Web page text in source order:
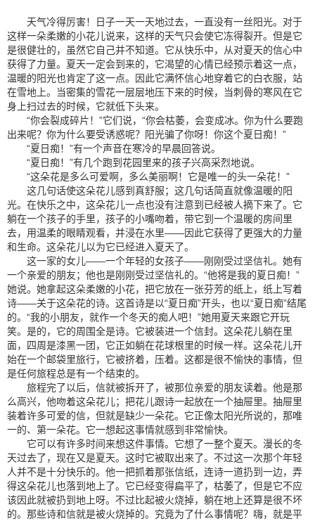
天气冷得厉害！日子一天一天地过去，一直没有一丝阳光。对于
这样一朵柔嫩的小花儿说来，这样的天气只会使它冻得裂开。但是它
是很健壮的，虽然它自己并不知道。它从快乐中，从对夏天的信心中
获得了力量。夏天一定会到来的，它渴望的心情已经预示着这一点，
温暖的阳光也肯定了这一点。因此它满怀信心地穿着它的白衣服，站
在雪地上。当密集的雪花一层层地压下来的时候，当刺骨的寒风在它
身上扫过去的时候，它就低下头来。
“你会裂成碎片！”它们说，“你会枯萎，会变成冰。你为什么要跑
出来呢？你为什么要受诱惑呢？阳光骗了你呀！你这个夏日痴！”
“夏日痴！”有一个声音在寒冷的早晨回答说。
“夏日痴！”有几个跑到花园里来的孩子兴高采烈地说。
“这朵花是多么可爱啊，多么美丽啊！它是唯一的头一朵花！”
这几句话使这朵花儿感到真舒服；这几句话简直就像温暖的阳
光。在快乐之中，这朵花儿一点也没有注意到已经被人摘下来了。它
躺在一个孩子的手里，孩子的小嘴吻着，带它到一个温暖的房间里
去，用温柔的眼睛观看，并浸在水里——因此它获得了更强大的力量
和生命。这朵花儿以为它已经进入夏天了。
这一家的女儿——一个年轻的女孩子——刚刚受过坚信礼。她有
一个亲爱的朋友；他也是刚刚受过坚信礼的。“他将是我的夏日痴！”
她说。她拿起这朵柔嫩的小花，把它放在一张芬芳的纸上，纸上写着
诗——关于这朵花的诗。这首诗是以“夏日痴”开头，也以“夏日痴”结尾
的。“我的小朋友，就作一个冬天的痴人吧！”她用夏天来跟它开玩
笑。是的，它的周围全是诗。它被装进一个信封。这朵花儿躺在里
面，四周是漆黑一团，它正如躺在花球根里的时候一样。这朵花儿开
始在一个邮袋里旅行，它被挤着，压着。这都是很不愉快的事情，但
是任何旅程总是有一个结束的。
旅程完了以后，信就被拆开了，被那位亲爱的朋友读着。他是那
么高兴，他吻着这朵花儿；把花儿跟诗一起放在一个抽屉里。抽屉里
装着许多可爱的信，但就是缺少一朵花。它正像太阳光所说的，那唯
一的、第一朵花。它一想起这事情就感到非常愉快。
它可以有许多时间来想这件事情。它想了一整个夏天。漫长的冬
天过去了，现在又是夏天。这时它被取出来了。不过这一次那个年轻
人并不是十分快乐的。他一把抓着那张信纸，连诗一道扔到一边，弄
得这朵花儿也落到地上了。它已经变得扁平了，枯萎了，但是它不应
该因此就被扔到地上呀。不过比起被火烧掉，躺在地上还算是很不坏
的。那些诗和信就是被火烧掉的。究竟为了什么事情呢？嗨，就是平